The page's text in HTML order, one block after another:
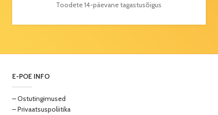
Toodete 14-päevane tagastusõigus
E-POE INFO
– Ostutingimused
– Privaatsuspoliitika